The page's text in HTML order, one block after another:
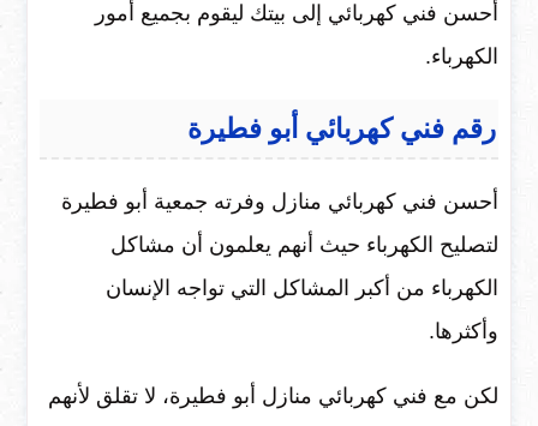
أحسن فني كهربائي إلى بيتك ليقوم بجميع أمور
الكهرباء.
رقم فني كهربائي أبو فطيرة
أحسن فني كهربائي منازل وفرته جمعية أبو فطيرة
لتصليح الكهرباء حيث أنهم يعلمون أن مشاكل
الكهرباء من أكبر المشاكل التي تواجه الإنسان
وأكثرها.
لكن مع فني كهربائي منازل أبو فطيرة، لا تقلق لأنهم